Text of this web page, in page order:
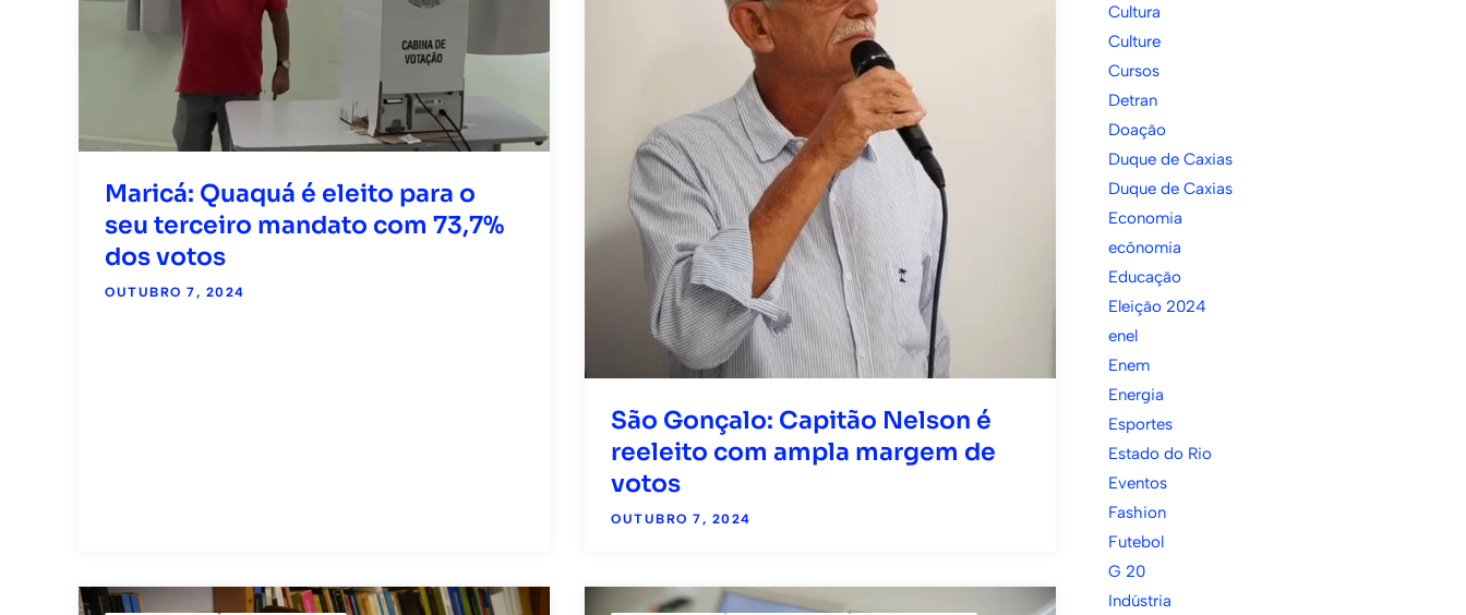
Maricá: Quaquá é eleito para o
seu terceiro mandato com 73,7%
dos votos
OUTUBRO 7, 2024
São Gonçalo: Capitão Nelson é
reeleito com ampla margem de
votos
OUTUBRO 7, 2024
Cultura
Culture
Cursos
Detran
Doação
Duque de Caxias
Duque de Caxias
Economia
ecônomia
Educação
Eleição 2024
enel
Enem
Energia
Esportes
Estado do Rio
Eventos
Fashion
Futebol
G 20
Indústria